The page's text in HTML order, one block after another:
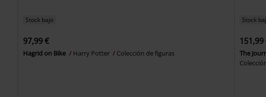
Stock bajo
97,99 €
Hagrid on Bike Harry Potter Colección de figuras
Stock
151,99
The